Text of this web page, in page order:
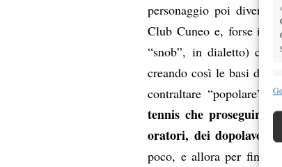
personaggio poi
Club Cuneo e, forse
“snob”, in dialetto) che
creando così le basi di
contraltare “popolare” e
tennis che proseguirà
oratori, dei dopolavoro
poco, e allora per